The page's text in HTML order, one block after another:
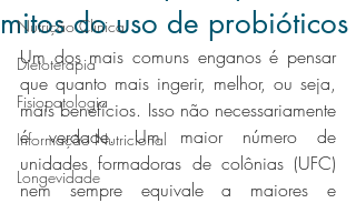
Nutrição Clínica
Dietoterapia
Fisiopatologia
Informação Nutricional
Longevidade
mitos do uso de probióticos
Um dos mais comuns enganos é pensar
que quanto mais ingerir, melhor, ou seja,
mais benefícios. Isso não necessariamente
é verdade. Um maior número de
unidades formadoras de colônias (UFC)
nem sempre equivale a maiores e